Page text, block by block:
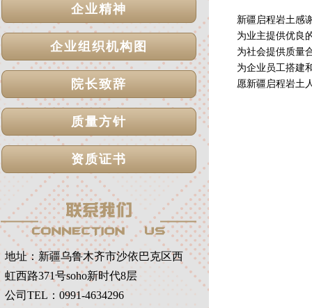
企业精神
企业组织机构图
院长致辞
质量方针
资质证书
地址： 新疆乌鲁木齐市沙依巴克区西
虹西路371号soho新时代8层
公司TEL：0991-4634296
新疆启程岩土感
为业主提供优良
为社会提供质量
为企业员工搭建
愿新疆启程岩土